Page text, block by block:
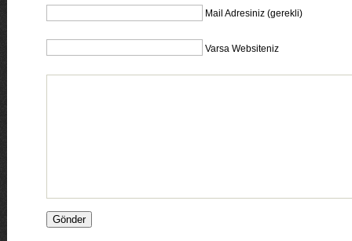
Mail Adresiniz (gerekli)
Varsa Websiteniz